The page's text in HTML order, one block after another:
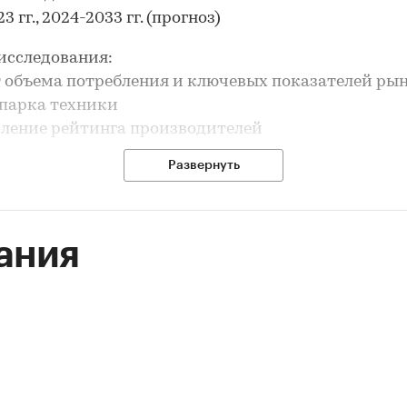
гг., 2024-2033 гг. (прогноз)
объема потребления и ключевых показателей
техники
рейтинга производителей
импорта и экспорта
прогноза развития рынка
`Парк техники` рассмотрены виды:
машины и установки
Развернуть